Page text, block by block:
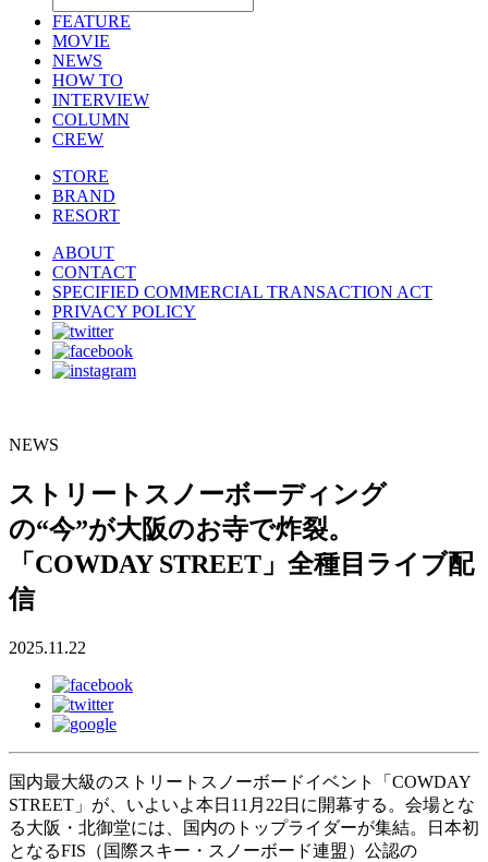
FEATURE
MOVIE
NEWS
HOW TO
INTERVIEW
COLUMN
CREW
STORE
BRAND
RESORT
ABOUT
CONTACT
SPECIFIED COMMERCIAL TRANSACTION ACT
PRIVACY POLICY
NEWS
ストリートスノーボーディング
の“今”が大阪のお寺で炸裂。
「COWDAY STREET」全種目ライブ配
信
2025.11.22
国内最大級のストリートスノーボードイベント「COWDAY
STREET」が、いよいよ本日11月22日に開幕する。会場とな
る大阪・北御堂には、国内のトップライダーが集結。日本初
となるFIS（国際スキー・スノーボード連盟）公認の